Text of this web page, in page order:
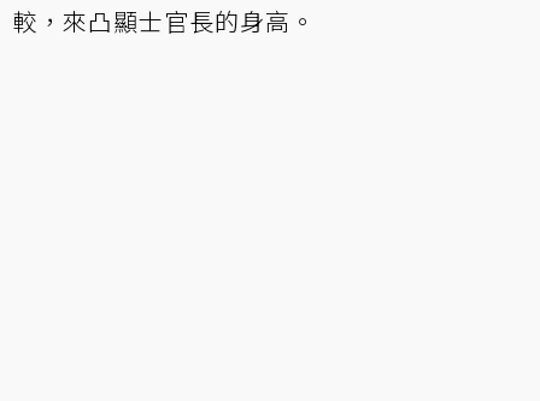
較，來凸顯士官長的身高。